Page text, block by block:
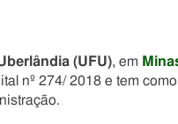
(UFU), em
nº 274/ 2018 e tem